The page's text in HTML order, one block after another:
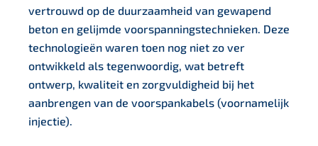
vertrouwd op de duurzaamheid van gewapend
beton en gelijmde voorspanningstechnieken. Deze
technologieën waren toen nog niet zo ver
ontwikkeld als tegenwoordig, wat betreft
ontwerp, kwaliteit en zorgvuldigheid bij het
aanbrengen van de voorspankabels (voornamelijk
injectie).